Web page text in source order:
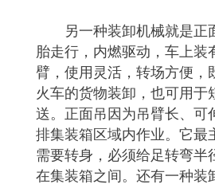
另一种装卸机械就是正
胎走行，内燃驱动，车上装
臂，使用灵活，转场方便，
火车的货物装卸，也可用于
送。正面吊因为吊臂长、可
排集装箱区域内作业。它最
需要转身，必须给足转弯半
在集装箱之间。还有一种装